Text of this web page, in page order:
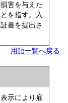
害を与えた
を指す。入
書を提出さ
用語一覧へ戻る
示により雇